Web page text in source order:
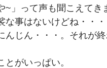
~」って声も聞こえてき
な事はないけどね・・
んじん・・・。それが
がいっぱい。